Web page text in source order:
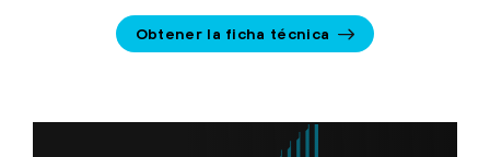
Obtener la ficha técnica